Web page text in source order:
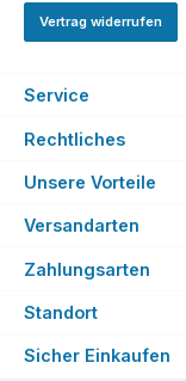
Vertrag widerrufen
Service
Rechtliches
Unsere Vorteile
Versandarten
Zahlungsarten
Standort
Sicher Einkaufen